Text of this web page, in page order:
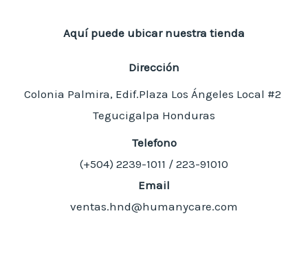
Aquí puede ubicar nuestra tienda
Dirección
Colonia Palmira, Edif.Plaza Los Ángeles Local #2
Tegucigalpa Honduras
Telefono
(+504) 2239-1011 / 223-91010
Email
ventas.hnd@humanycare.com